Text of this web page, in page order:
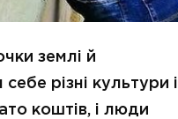
землі й
різні культури і
коштів, і люди